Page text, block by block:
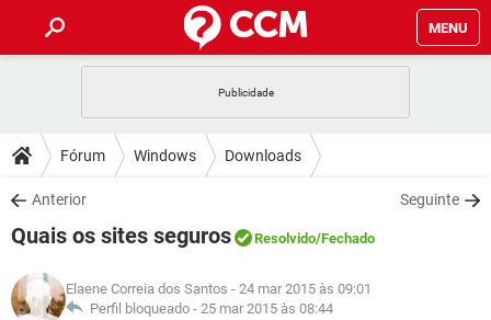
MENU
CELULAR FACEBOOK
OUTLOOK
INSTAGRAM GMAIL
GUIA DE COMPRAS
DICAS
JOGOS WHATSAPP
INSTAGRAM GMAIL
DOWNLOADS
JOGOS WHATSAPP
CELULAR
OUTLOOK EXCEL
FÓRUM
JOGOS WHATSAPP
GLOSSÁRIO
Fórum Windows Downloads
Anterior Seguinte
Quais os sites seguros Resolvido/Fechado
Elaene Correia dos Santos - 24 mar 2015 às 09:01
Perfil bloqueado - 25 mar 2015 às 08:44